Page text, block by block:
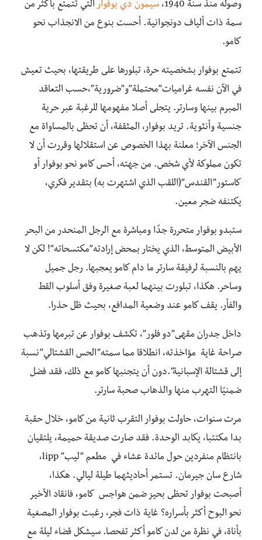
وصوله منذ سنة 1940، سيمون دي بوفوارالتي تتمتع بأكثر من
سمة ذات ألياف دونجوانية. أحست بنوع من الانجذاب نحو
كامو.
تتمتع بوفوار بشخصيته حرة، تبلورها على طريقتها، بحيث تعيش
في الآن نفسه غراميات”محتملة”و”ضرورية”،حسب التعاقد
المبرم بينها وسارتر. يتجلى أصلا مفهومها للرغبة عبر حرية
جنسية وأنثوية. تريد بوفوار، المثقفة، أن تحظى بالمساواة مع
الجنس الآخر؛ معلنة بهذا الخصوص عن استقلالها وقررت أن لا
تكون مملوكة لأي شخص. من جهته، أحس كامو نحو بوفوار أو
كاستور”القندس”(اللقب الذي اشتهرت به) بتقدير فكري،
يكتنفه ضجر معين.
ستبدو بوفوار متحررة جدًا ومباشرة مع الرجل المنحدر من البحر
الأبيض المتوسط، الذي يختار بمحض إرادته”مكتسحاته”! لكن لا
يهم بالنسبة لرفيقة سارتر ما دام كامو يعجبها. رجل جميل
وساحر. هكذا، تبلورت بينهما لعبة صغيرة وفق أسلوب القط
والفأر. يقف كامو عند وضعية المدافع، بحيث ظل حذرا.
داخل جدران مقهى”دو فلور”، تكشف بوفوار عن تبرمها وتذهب
صراحة غاية مؤاخذته، انطلاقا مما سمته”الحس القشتالي”نسبة
إلى قشتالة الإسبانية”.دون أن يتجنبها كامو مع ذلك، فقد فضل
ضمنيًا التهرب منها والذهاب صحبة سارتر.
مرت سنوات، حاولت بوفوار التقرب ثانية من كامو، خلال حقبة
بدا مكتئبا، يكابد الوحدة. فقد صارت صديقة حميمة، يلتقيان
بانتظام منفردين حول مائدة عشاء في مطعم ”ليب” lipp،
شارع سان جيرمان. تستمر أحاديثهما طيلة ليالي. هكذا،
أصبحت بوفوار تحظى بحيز ضمن هواجس كامو، فانقاد الأخير
نحو البوح أكثر بأسراره؟ غاية ذات فجر، رغبت بوفوار المصغية
بأناة، في نظرة من لدن كامو أكثر تفحصا. سيشكل قضاء ليلة مع